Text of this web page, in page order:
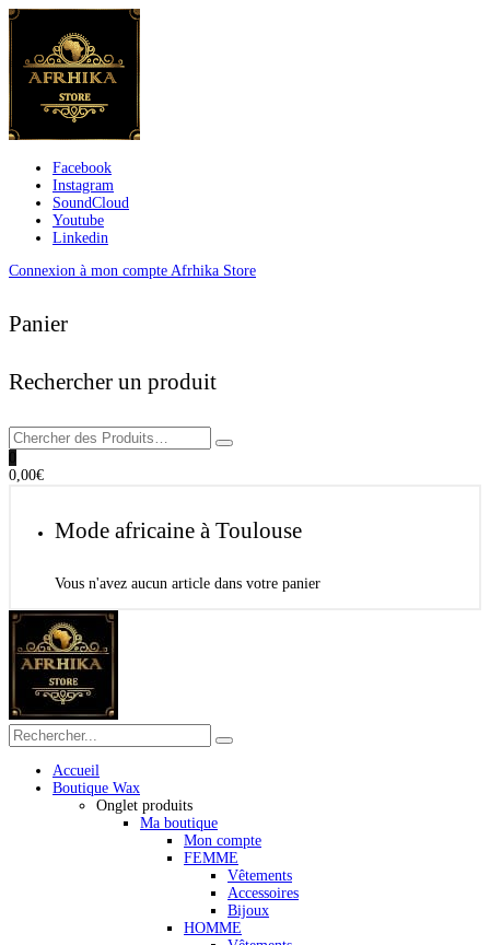
Facebook
Instagram
SoundCloud
Youtube
Linkedin
Connexion à mon compte Afrhika Store
Panier
Rechercher un produit
0,00€
Mode africaine à Toulouse
Vous n'avez aucun article dans votre panier
Accueil
Boutique Wax
Onglet produits
Ma boutique
Mon compte
FEMME
Vêtements
Accessoires
Bijoux
HOMME